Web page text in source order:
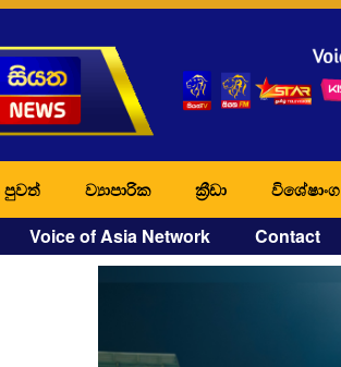
පුවත් ව්‍යාපාරික ක්‍රීඩා විශේෂාංග
Voice of Asia Network Contact